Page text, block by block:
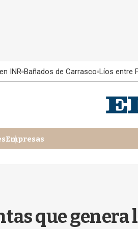
INR Bañados de Carrasco Líos entre
Empresas
que